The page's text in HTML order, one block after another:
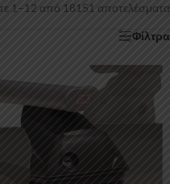
1–12 από 18151 αποτελέσματα
Φίλτρα